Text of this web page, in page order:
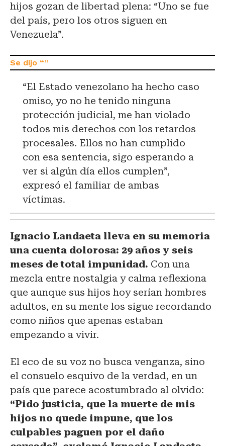
hijos gozan de libertad plena: “Uno se fue
del país, pero los otros siguen en
Venezuela”.
“El Estado venezolano ha hecho caso
omiso, yo no he tenido ninguna
protección judicial, me han violado
todos mis derechos con los retardos
procesales. Ellos no han cumplido
con esa sentencia, sigo esperando a
ver si algún día ellos cumplen”,
expresó el familiar de ambas
víctimas.
Ignacio Landaeta lleva en su memoria
una cuenta dolorosa: 29 años y seis
meses de total impunidad. Con una
mezcla entre nostalgia y calma reflexiona
que aunque sus hijos hoy serían hombres
adultos, en su mente los sigue recordando
como niños que apenas estaban
empezando a vivir.
El eco de su voz no busca venganza, sino
el consuelo esquivo de la verdad, en un
país que parece acostumbrado al olvido:
“Pido justicia, que la muerte de mis
hijos no quede impune, que los
culpables paguen por el daño